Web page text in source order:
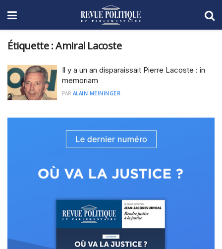
Étiquette :Amiral Lacoste
Il y a un an disparaissait Pierre Lacoste : in
memoriam
PAR ALAIN MEININGER